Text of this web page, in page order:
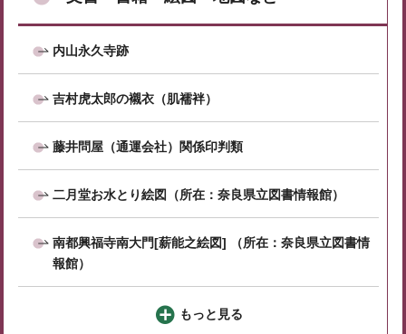
内山永久寺跡
吉村虎太郎の襯衣（肌襦袢）
藤井問屋（通運会社）関係印判類
二月堂お水とり絵図（所在：奈良県立図書情報館）
南都興福寺南大門[薪能之絵図] （所在：奈良県立図書情
報館）
もっと見る